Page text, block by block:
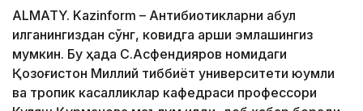
ALMATY. Kazinform – Антибиотикларни қабул
қилганингиздан сўнг, ковидга қарши эмлашингиз
мумкин. Бу ҳақда С.Асфендияров номидаги
Қозоғистон Миллий тиббиёт университети юқумли
ва тропик касалликлар кафедраси профессори